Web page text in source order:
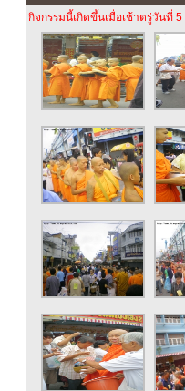
กิจกรรมนี้เกิดขึ้นเมื่อเช้าตรู่วันที่